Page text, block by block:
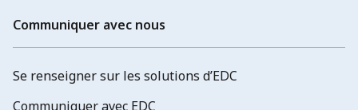
Communiquer avec nous
Se renseigner sur les solutions d’EDC
Communiquer avec EDC